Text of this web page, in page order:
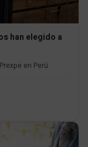
han elegido a
en Perú